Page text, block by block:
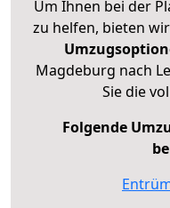
Um Ihnen bei der
zu helfen, bieten
Magdeburg nach
Sie die
Folgende